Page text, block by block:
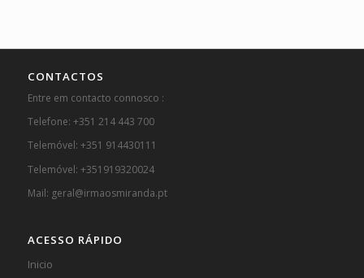
CONTACTOS
Entre em contacto connosco :
Telefone: +351 214 443 700
Telemóvel: +351 914430111
Telemóvel: +351919320024
Mail: geral@irmaosmiranda.pt
ACESSO RÁPIDO
Inicio